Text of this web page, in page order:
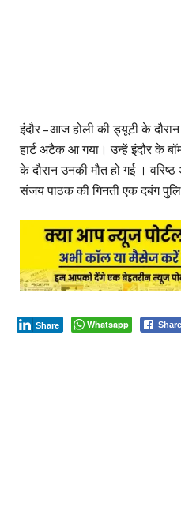
इंदौर – आज होली की ड्यूटी के
हार्ट अटैक आ गया। उन्हें इंदौर के
के दौरान उनकी मौत हो गई ।
संजय पाठक की गिनती एक दबंग
Whatsapp Share
Share